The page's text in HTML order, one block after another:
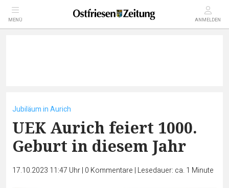
MENÜ ANMELDEN
Jubiläum in Aurich
UEK Aurich feiert 1000.
Geburt in diesem Jahr
17.10.2023 11:47 Uhr| 0 Kommentare | Lesedauer: ca. 1 Minute